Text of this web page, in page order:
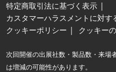
特定商取引法に基づく表示
カスタマーハラスメントに対す
クッキーポリシー
クッキー
次回開催の出展社数・製品数・来場
は増減の可能性があります。